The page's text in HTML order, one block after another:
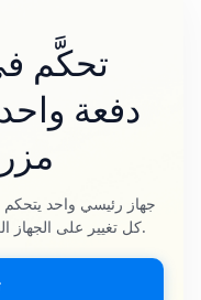
تحكَّم
جهاز رئيسي واحد
كل تغيير على الجهاز الرئيسي ينعكس فوراً على بقية الأجهزة.